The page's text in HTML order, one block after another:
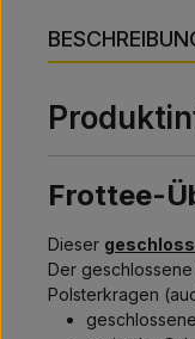
Frottee-
Dieser
Der
Polsterkragen